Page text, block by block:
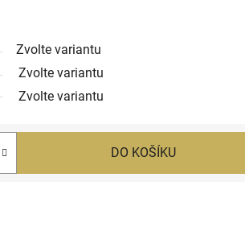
Zvolte variantu
Zvolte variantu
Zvolte variantu
DO KOŠÍKU